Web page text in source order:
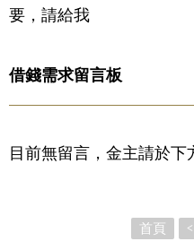
要，請給我
借錢需求留言板
目前無留言，金主請於下
首頁 <